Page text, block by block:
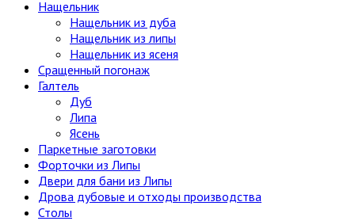
Нащельник
Нащельник из дуба
Нащельник из липы
Нащельник из ясеня
Сращенный погонаж
Галтель
Дуб
Липа
Ясень
Паркетные заготовки
Форточки из Липы
Двери для бани из Липы
Дрова дубовые и отходы производства
Столы